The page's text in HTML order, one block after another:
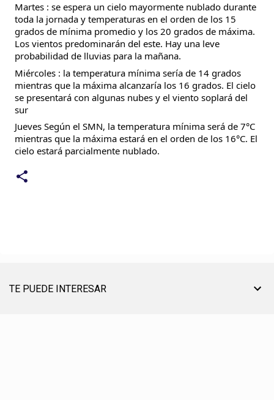
Martes : se espera un cielo mayormente nublado durante
toda la jornada y temperaturas en el orden de los 15
grados de mínima promedio y los 20 grados de máxima.
Los vientos predominarán del este. Hay una leve
probabilidad de lluvias para la mañana.
Miércoles : la temperatura mínima sería de 14 grados
mientras que la máxima alcanzaría los 16 grados. El cielo
se presentará con algunas nubes y el viento soplará del
sur
Jueves Según el SMN, la temperatura mínima será de 7°C
mientras que la máxima estará en el orden de los 16°C. El
cielo estará parcialmente nublado.
TE PUEDE INTERESAR